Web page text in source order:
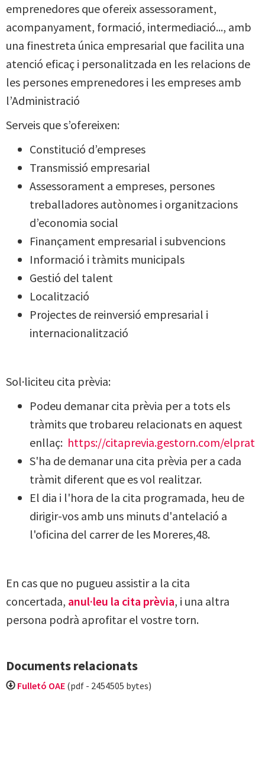
emprenedores que ofereix assessorament,
acompanyament, formació, intermediació..., amb
una finestreta única empresarial que facilita una
atenció eficaç i personalitzada en les relacions de
les persones emprenedores i les empreses amb
l’Administració
Serveis que s’ofereixen:
Constitució d’empreses
Transmissió empresarial
Assessorament a empreses, persones
treballadores autònomes i organitzacions
d’economia social
Finançament empresarial i subvencions
Informació i tràmits municipals
Gestió del talent
Localització
Projectes de reinversió empresarial i
internacionalització
Sol·liciteu cita prèvia:
Podeu demanar cita prèvia per a tots els
tràmits que trobareu relacionats en aquest
enllaç: https://citaprevia.gestorn.com/elprat
S'ha de demanar una cita prèvia per a cada
tràmit diferent que es vol realitzar.
El dia i l'hora de la cita programada, heu de
dirigir-vos amb uns minuts d'antelació a
l'oficina del carrer de les Moreres,48.
En cas que no pugueu assistir a la cita
concertada, anul·leu la cita prèvia, i una altra
persona podrà aprofitar el vostre torn.
Documents relacionats
Fulletó OAE (pdf - 2454505 bytes)